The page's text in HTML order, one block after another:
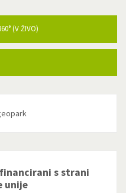
(V ŽIVO)
s strani
unije